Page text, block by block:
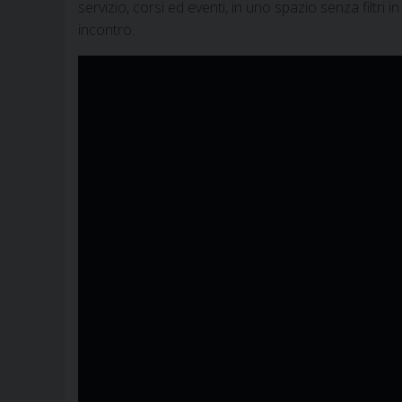
servizio, corsi ed eventi, in uno spazio senza filtri
incontro.